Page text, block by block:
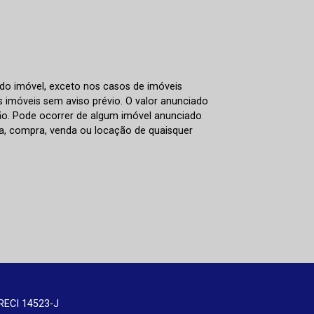
imóvel, exceto nos casos de imóveis
sem aviso prévio. O valor anunciado
Pode ocorrer de algum imóvel anunciado
compra, venda ou locação de quaisquer
14523-J